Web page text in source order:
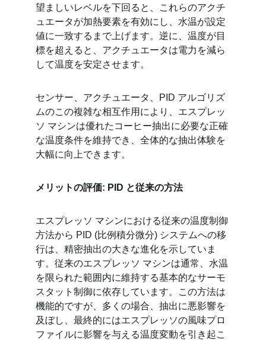
望ましいレベルを下回ると、これらのアクチ
ュエータが加熱要素を有効にし、水温が設定
値に一致するまで上げます。逆に、温度が目
標を超えると、アクチュエータは電力を減ら
して温度を安定させます。
センサー、アクチュエータ、PID アルゴリズ
ムのこの複雑な相互作用により、エスプレッ
ソ マシンは優れたコーヒー抽出に必要な正確
な温度条件を維持でき、全体的な抽出体験を
大幅に向上できます。
メリットの評価: PID と従来の方法
エスプレッソ マシンにおける従来の温度制御
方法から PID (比例積分微分) システムへの移
行は、精密抽出の大きな進化を示していま
す。従来のエスプレッソ マシンは通常、水温
を限られた範囲内に維持する基本的なサーモ
スタット制御に依存しています。この方法は
機能的ですが、多くの場合、抽出に悪影響を
及ぼし、最終的にはエスプレッソの風味プロ
ファイルに影響を与える温度変動を引き起こ